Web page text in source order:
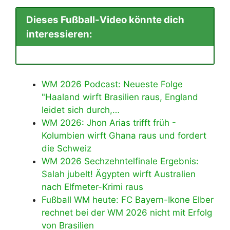
Dieses Fußball-Video könnte dich
interessieren:
WM 2026 Podcast: Neueste Folge
"Haaland wirft Brasilien raus, England
leidet sich durch,…
WM 2026: Jhon Arias trifft früh -
Kolumbien wirft Ghana raus und fordert
die Schweiz
WM 2026 Sechzehntelfinale Ergebnis:
Salah jubelt! Ägypten wirft Australien
nach Elfmeter-Krimi raus
Fußball WM heute: FC Bayern-Ikone Elber
rechnet bei der WM 2026 nicht mit Erfolg
von Brasilien